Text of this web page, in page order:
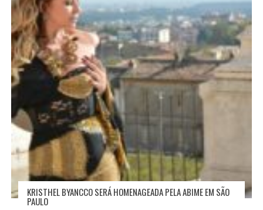
KRISTHEL BYANCCO SERÁ HOMENAGEADA PELA ABIME EM SÃO
PAULO